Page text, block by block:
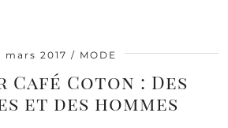
mars 2017 MODE
Café Coton : Des
et des hommes